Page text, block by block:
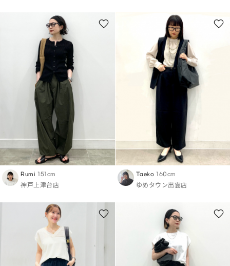
Rumi 151cm
神戸上津台店
Taeko 160cm
ゆめタウン出雲店